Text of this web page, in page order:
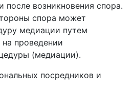
после возникновения спора.
спора может
медиации путем
проведении
(медиации).
посредников и